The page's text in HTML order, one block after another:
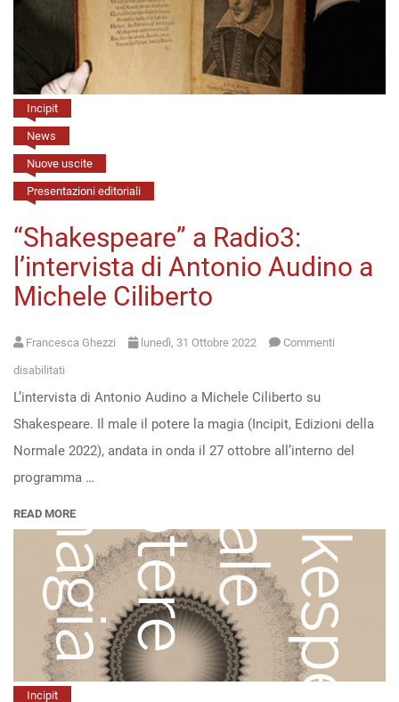
3”
Incipit
News
Nuove uscite
Presentazioni editoriali
“Shakespeare” a Radio3:
l’intervista di Antonio Audino a
Michele Ciliberto
Francesca Ghezzi lunedì, 31 Ottobre 2022 Commenti
disabilitati
“Shakespeare”
a
Radio3:
l’intervista
Antonio
Audino
a
Michele
Ciliberto
L’intervista di Antonio Audino a Michele Ciliberto su
Shakespeare. Il male il potere la magia (Incipit, Edizioni della
Normale 2022), andata in onda il 27 ottobre all’interno del
programma …
READ MORE
Incipit